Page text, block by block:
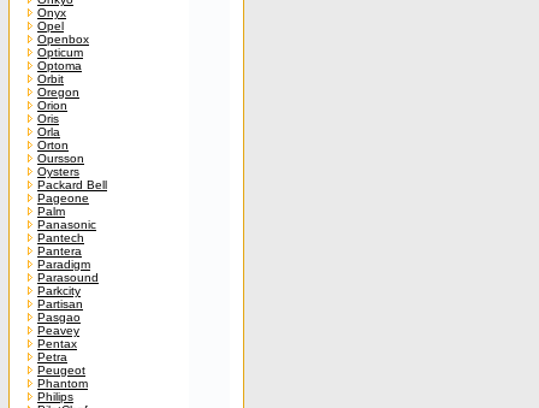
Onyx
Opel
Openbox
Opticum
Optoma
Orbit
Oregon
Orion
Oris
Orla
Orton
Oursson
Oysters
Packard Bell
Pageone
Palm
Panasonic
Pantech
Pantera
Paradigm
Parasound
Parkcity
Partisan
Pasgao
Peavey
Pentax
Petra
Peugeot
Phantom
Philips